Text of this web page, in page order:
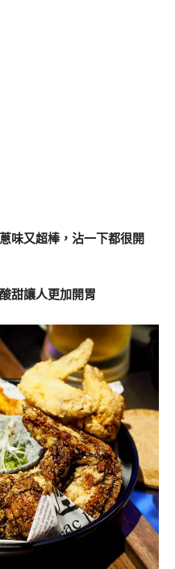
味又超棒，沾一下都很開
甜讓人更加開胃